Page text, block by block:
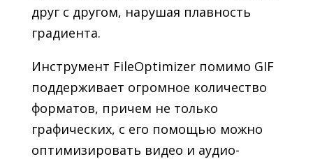
друг с другом, нарушая плавность
градиента.
Инструмент FileOptimizer помимо GIF
поддерживает огромное количество
форматов, причем не только
графических, с его помощью можно
оптимизировать видео и аудио-